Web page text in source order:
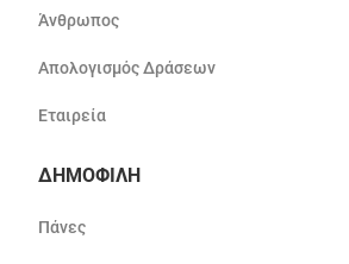
Άνθρωπος
Απολογισμός Δράσεων
Εταιρεία
ΔΗΜΟΦΙΛΗ
Πάνες